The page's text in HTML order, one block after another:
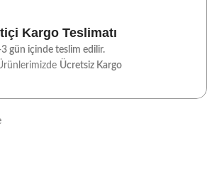
Kargo Teslimatı
gün içinde teslim edilir.
Ücretsiz Kargo